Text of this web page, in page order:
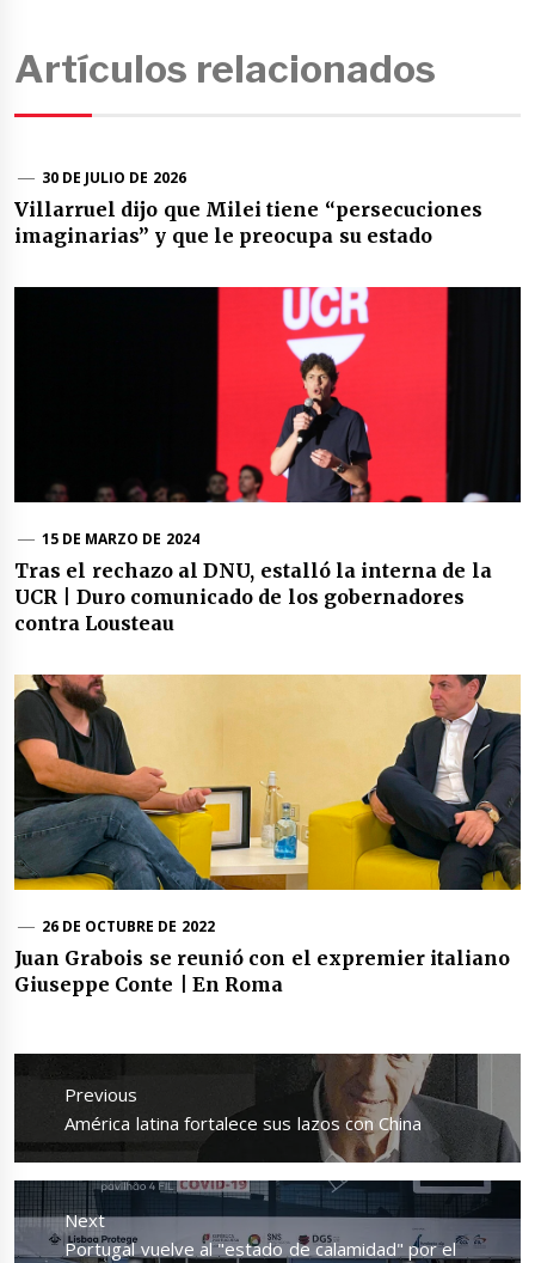
Artículos relacionados
30 DE JULIO DE 2026
Villarruel dijo que Milei tiene “persecuciones
imaginarias” y que le preocupa su estado
15 DE MARZO DE 2024
Tras el rechazo al DNU, estalló la interna de la
UCR | Duro comunicado de los gobernadores
contra Lousteau
26 DE OCTUBRE DE 2022
Juan Grabois se reunió con el expremier italiano
Giuseppe Conte | En Roma
Navegación
de
entradas
Previous
Previous
post:
América latina fortalece sus lazos con China
Next
Next
Portugal vuelve al "estado de calamidad" por el